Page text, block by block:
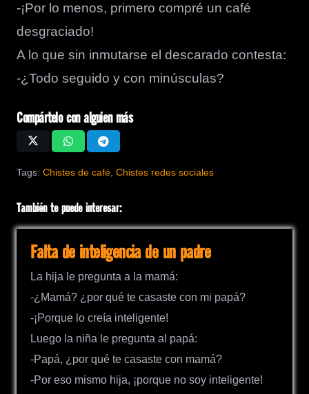
-¡Por lo menos, primero compré un café
desgraciado!
A lo que sin inmutarse el descarado contesta:
-¿Todo seguido y con minúsculas?
Compártelo con alguien más
Tags: Chistes de café Chistes redes sociales
También te puede interesar:
Falta de inteligencia de un padre
La hija le pregunta a la mamá:
-¿Mamá? ¿por qué te casaste con mi papá?
-¡Porque lo creía inteligente!
Luego la niña le pregunta al papá:
-Papá, ¿por qué te casaste con mamá?
-Por eso mismo hija, ¡porque no soy inteligente!